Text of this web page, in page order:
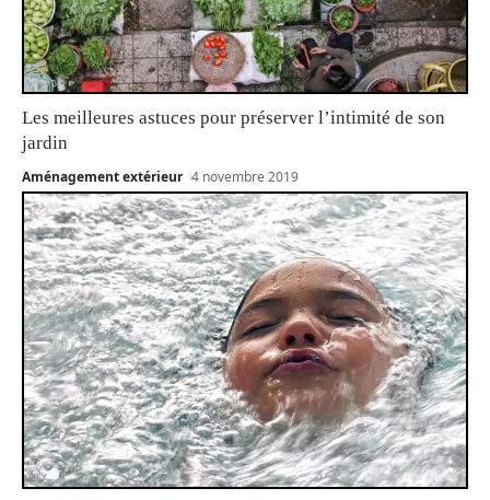
Les meilleures astuces pour préserver l’intimité de son
jardin
Aménagement extérieur 4 novembre 2019